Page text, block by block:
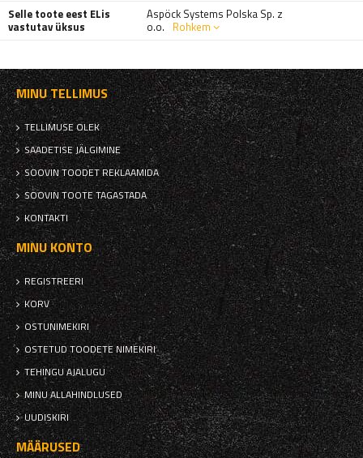
Selle toote eest ELis
vastutav üksus
Aspöck Systems Polska Sp. z
o.o. Rohkem
MINU TELLIMUS
TELLIMUSE OLEK
SAADETISE JÄLGIMINE
SOOVIN TOODET REKLAAMIDA
SOOVIN TOOTE TAGASTADA
KONTAKTI
MINU KONTO
REGISTREERI
KORV
OSTUNIMEKIRI
OSTETUD TOODETE NIMEKIRI
TEHINGU AJALUGU
MINU ALLAHINDLUSED
UUDISKIRI
MÄÄRUSED